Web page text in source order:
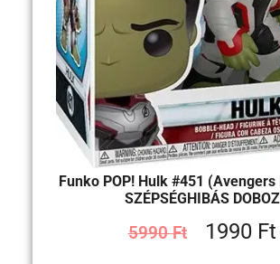
Funko POP! Hulk #451 (Avengers
SZÉPSÉGHIBÁS DOBOZ
5990Ft 1990 Ft